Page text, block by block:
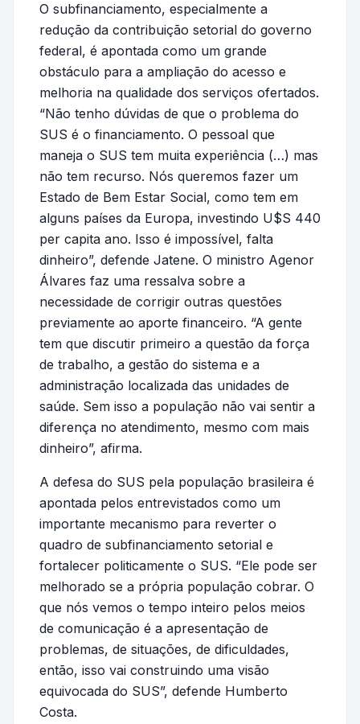
O subfinanciamento, especialmente a
redução da contribuição setorial do governo
federal, é apontada como um grande
obstáculo para a ampliação do acesso e
melhoria na qualidade dos serviços ofertados.
“Não tenho dúvidas de que o problema do
SUS é o financiamento. O pessoal que
maneja o SUS tem muita experiência (…) mas
não tem recurso. Nós queremos fazer um
Estado de Bem Estar Social, como tem em
alguns países da Europa, investindo U$S 440
per capita ano. Isso é impossível, falta
dinheiro”, defende Jatene. O ministro Agenor
Álvares faz uma ressalva sobre a
necessidade de corrigir outras questões
previamente ao aporte financeiro. “A gente
tem que discutir primeiro a questão da força
de trabalho, a gestão do sistema e a
administração localizada das unidades de
saúde. Sem isso a população não vai sentir a
diferença no atendimento, mesmo com mais
dinheiro”, afirma.
A defesa do SUS pela população brasileira é
apontada pelos entrevistados como um
importante mecanismo para reverter o
quadro de subfinanciamento setorial e
fortalecer politicamente o SUS. “Ele pode ser
melhorado se a própria população cobrar. O
que nós vemos o tempo inteiro pelos meios
de comunicação é a apresentação de
problemas, de situações, de dificuldades,
então, isso vai construindo uma visão
equivocada do SUS”, defende Humberto
Costa.